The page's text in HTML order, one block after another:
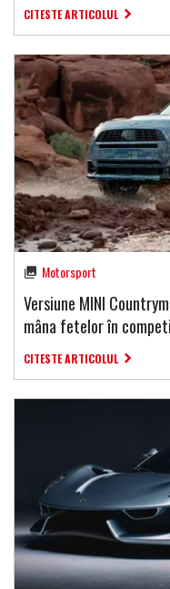
CITESTE ARTICOLUL
Motorsport
Versiune MINI
mâna fetelor în
CITESTE ARTICOLUL